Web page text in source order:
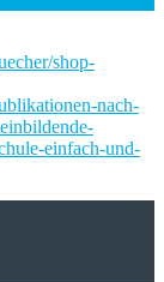
shop-
nach-
einfach-und-